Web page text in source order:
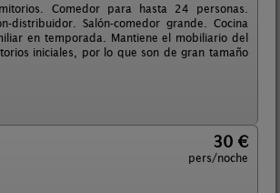
Comedor para hasta 24 personas.
Salón-comedor grande. Cocina
en temporada. Mantiene el mobiliario del
iniciales, por lo que son de gran tamaño
30 €
pers/noche